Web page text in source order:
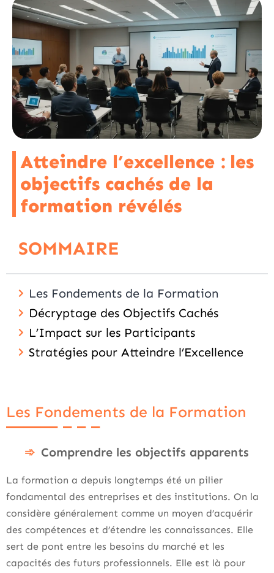
Atteindre l’excellence : les
objectifs cachés de la
formation révélés
SOMMAIRE
Les Fondements de la Formation
Décryptage des Objectifs Cachés
L’Impact sur les Participants
Stratégies pour Atteindre l’Excellence
Les Fondements de la Formation
Comprendre les objectifs apparents
La formation a depuis longtemps été un pilier
fondamental des entreprises et des institutions. On la
considère généralement comme un moyen d’acquérir
des compétences et d’étendre les connaissances. Elle
sert de pont entre les besoins du marché et les
capacités des futurs professionnels. Elle est là pour